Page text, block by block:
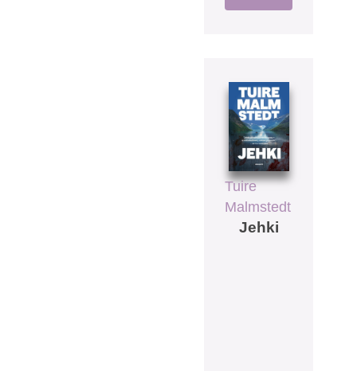
Tuire
Malmstedt
Jehki